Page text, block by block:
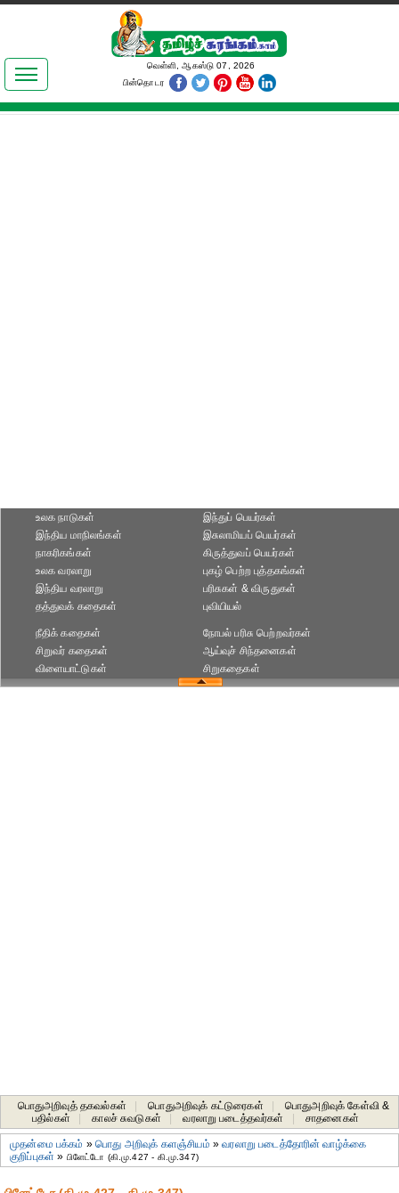
இலக்கியங்கள்
தமிழ் உலகம்
வெள்ளி, ஆகஸ்டு 07, 2026
பின்தொடர
உலக நாடுகள்
இந்திய மாநிலங்கள்
நாகரிகங்கள்
இந்துப் பெயர்கள்
இசுலாமியப் பெயர்கள்
கிருத்துவப் பெயர்கள்
உலக வரலாறு
இந்திய வரலாறு
தத்துவக் கதைகள்
புகழ் பெற்ற புத்தகங்கள்
பரிசுகள் & விருதுகள்
புவியியல்
நீதிக் கதைகள்
சிறுவர் கதைகள்
விளையாட்டுகள்
நோபல் பரிசு‎ பெற்றவர்‎கள்
ஆய்வுச் சிந்தனைகள்
சிறுகதைகள்
பொதுஅறிவுத் தகவல்கள் பொதுஅறிவுக் கட்டுரைகள்
பொதுஅறிவுக் கேள்வி &
பதில்கள்
காலச் சுவடுகள் வரலாறு படைத்தவர்கள் சாதனைகள்‎
முதன்மை பக்கம் »பொது அறிவுக் களஞ்சியம் »வரலாறு படைத்தோரின் வாழ்க்கை
குறிப்புகள் » பிளேட்டோ (கி.மு.427 - கி.மு.347)